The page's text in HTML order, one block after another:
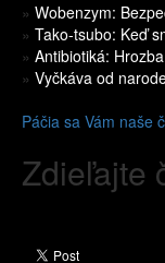
» Wobenzym:
» Tako-tsubo: Keď
» Antibiotiká:
» Vyčkáva od
Páčia sa Vám naše
Zdieľajte